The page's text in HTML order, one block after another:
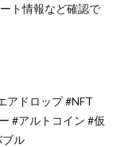
ト情報など確認で
アドロップ #NFT
#アルトコイン #仮
ブル